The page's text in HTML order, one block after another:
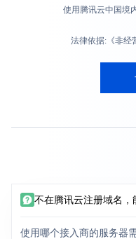
使用腾讯云中国境
法律依据:《非经
不在腾讯云注册域名，
使用哪个接入商的服务器